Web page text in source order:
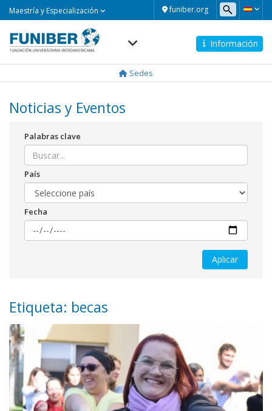
funiber.org
Maestría y Especialización
Información
Sedes
Noticias y Eventos
Palabras clave
País
Fecha
Etiqueta: becas